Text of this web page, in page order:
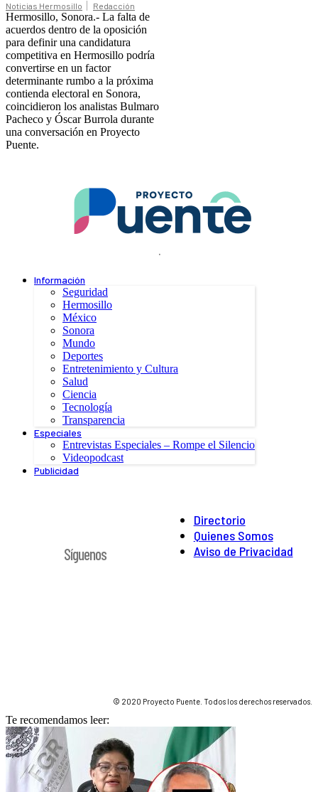
Noticias Hermosillo Redacción
Hermosillo, Sonora.- La falta de
acuerdos dentro de la oposición
para definir una candidatura
competitiva en Hermosillo podría
convertirse en un factor
determinante rumbo a la próxima
contienda electoral en Sonora,
coincidieron los analistas Bulmaro
Pacheco y Óscar Burrola durante
una conversación en Proyecto
Puente.
.
Información
Seguridad
Hermosillo
México
Sonora
Mundo
Deportes
Entretenimiento y Cultura
Salud
Ciencia
Tecnología
Transparencia
Especiales
Entrevistas Especiales – Rompe el Silencio
Videopodcast
Publicidad
Directorio
Quienes Somos
Aviso de Privacidad
Síguenos
© 2020 Proyecto Puente. Todos los derechos reservados.
Te recomendamos leer: